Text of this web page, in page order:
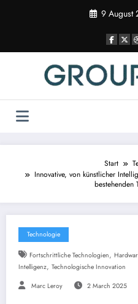
9 August
Start
Innovative, von künstlicher
bestehenden
Technologie
Fortschrittliche Technologien,
Intelligenz, Technologische Innovation
Marc Leroy 2 March 2025